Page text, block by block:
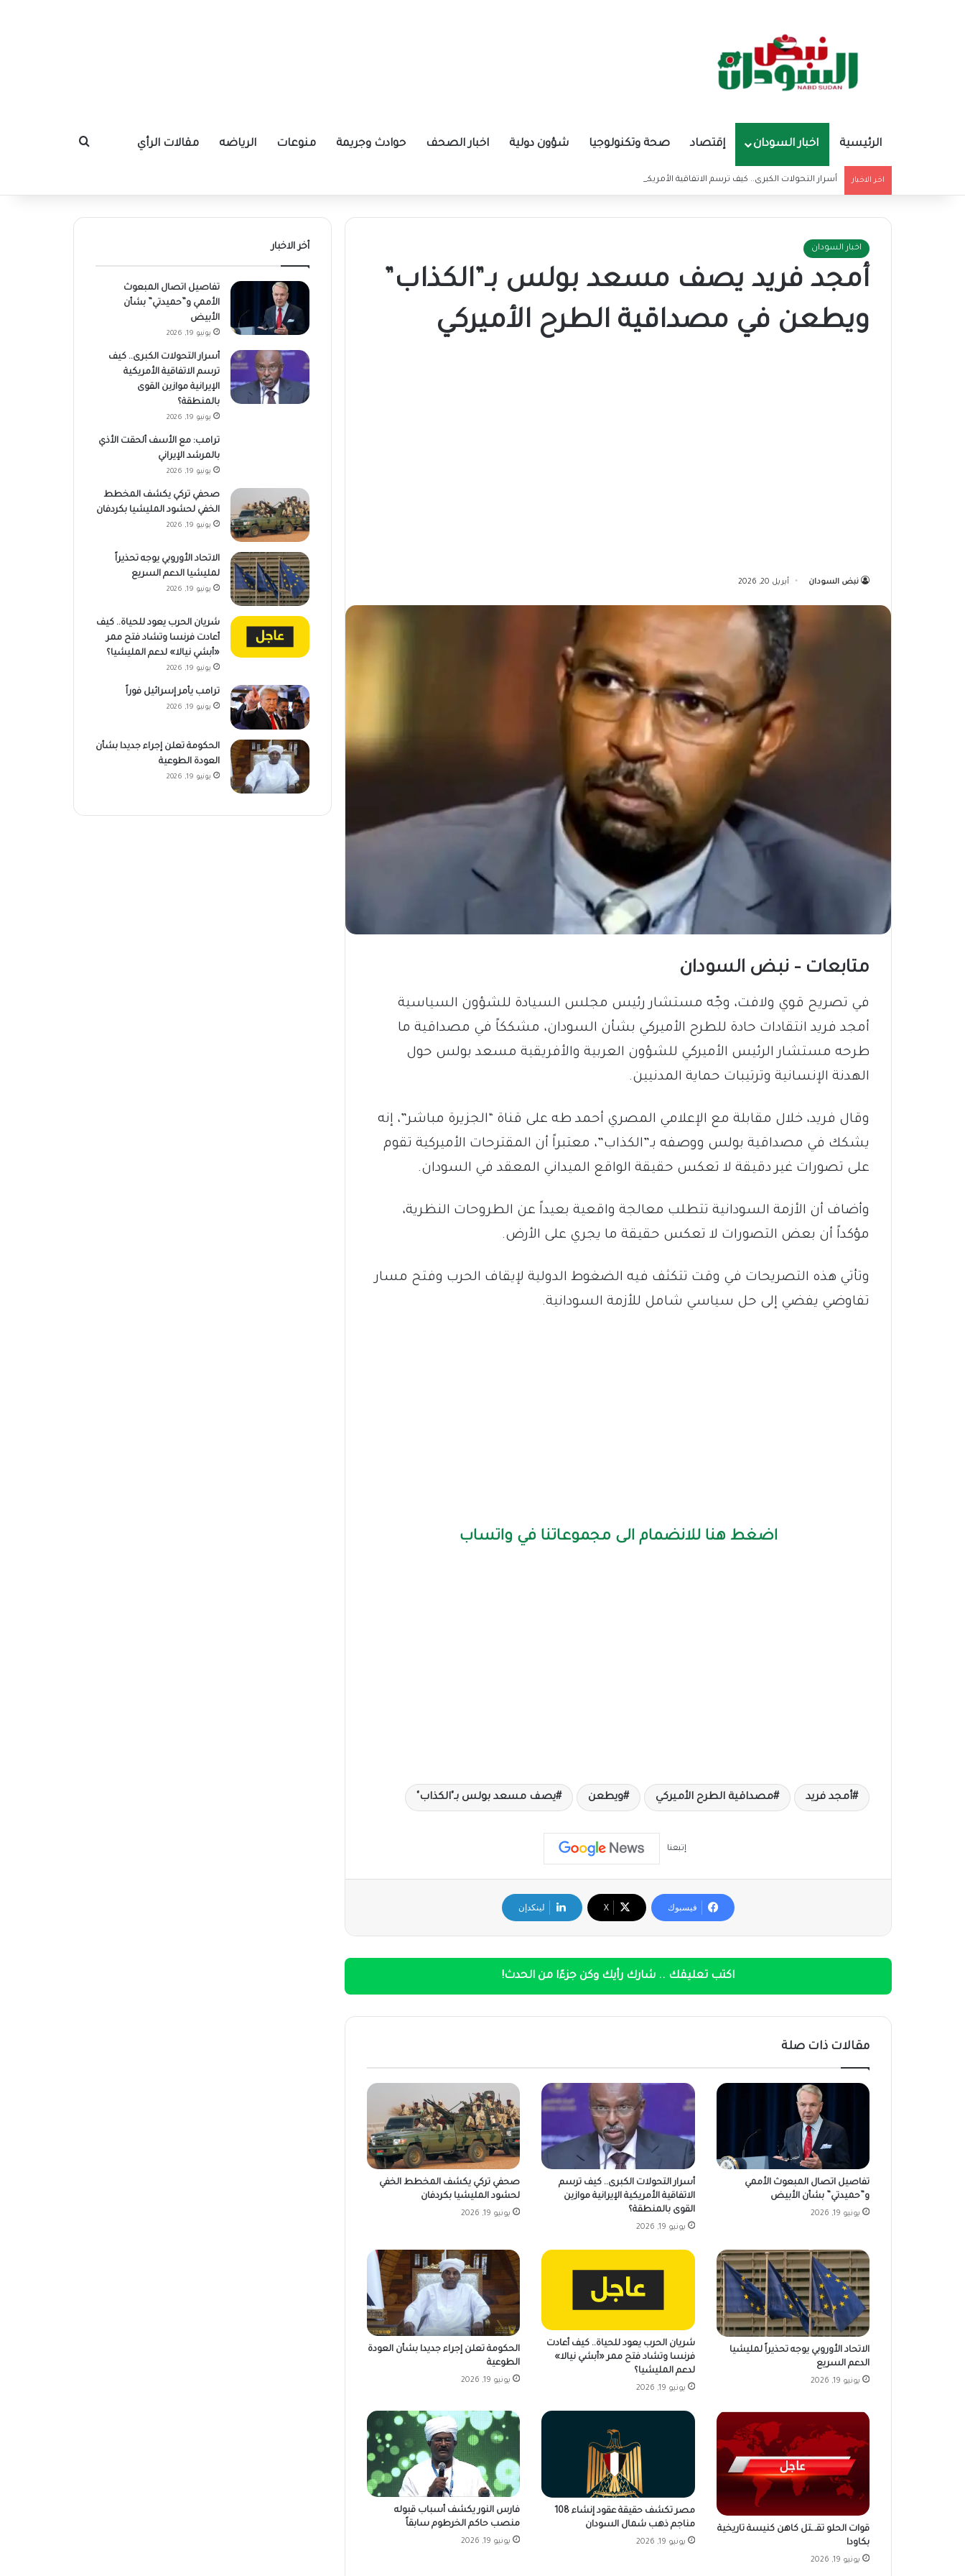
الرئيسية اخبار السودان إقتصاد صحة وتكنولوجيا شؤون دولية اخبار الصحف حوادث وجريمة منوعات الرياضه مقالات الرأي بحث عن
اخر الاخبار أسرار التحولات الكبرى.. كيف ترسم الاتفاقية الأمريكية الإيرانية موازين القوى بالمنطقة؟
اخبار السودان
أمجد فريد يصف مسعد بولس بـ”الكذاب”
ويطعن في مصداقية الطرح الأميركي
نبض السودان أبريل 20, 2026
متابعات – نبض السودان
في تصريح قوي ولافت، وجّه مستشار رئيس مجلس السيادة للشؤون السياسية
أمجد فريد انتقادات حادة للطرح الأميركي بشأن السودان، مشككاً في مصداقية ما
طرحه مستشار الرئيس الأميركي للشؤون العربية والأفريقية مسعد بولس حول
الهدنة الإنسانية وترتيبات حماية المدنيين.
وقال فريد، خلال مقابلة مع الإعلامي المصري أحمد طه على قناة “الجزيرة مباشر”، إنه
يشكك في مصداقية بولس ووصفه بـ”الكذاب”، معتبراً أن المقترحات الأميركية تقوم
على تصورات غير دقيقة لا تعكس حقيقة الواقع الميداني المعقد في السودان.
وأضاف أن الأزمة السودانية تتطلب معالجة واقعية بعيداً عن الطروحات النظرية،
مؤكداً أن بعض التصورات لا تعكس حقيقة ما يجري على الأرض.
وتأتي هذه التصريحات في وقت تتكثف فيه الضغوط الدولية لإيقاف الحرب وفتح مسار
تفاوضي يفضي إلى حل سياسي شامل للأزمة السودانية.
اضغط هنا للانضمام الى مجموعاتنا في واتساب
أمجد فريد مصداقية الطرح الأميركي ويطعن يصف مسعد بولس بـ"الكذاب"
إتبعنا
فيسبوك ‫X لينكدإن
اكتب تعليقك .. شارك رأيك وكن جزءًا من الحدث!
مقالات ذات صلة
تفاصيل اتصال المبعوث الأممي
و”حميدتي” بشأن الأبيض
يونيو 19, 2026
أسرار التحولات الكبرى.. كيف ترسم
الاتفاقية الأمريكية الإيرانية موازين
القوى بالمنطقة؟
يونيو 19, 2026
صحفي تركي يكشف المخطط الخفي
لحشود المليشيا بكردفان
يونيو 19, 2026
الاتحاد الأوروبي يوجه تحذيراً لمليشيا
الدعم السريع
يونيو 19, 2026
شريان الحرب يعود للحياة.. كيف أعادت
فرنسا وتشاد فتح ممر «أبشي نيالا»
لدعم المليشيا؟
يونيو 19, 2026
الحكومة تعلن إجراء جديدا بشأن العودة
الطوعية
يونيو 19, 2026
قوات الحلو تقـ.ـتل كاهن كنيسة تاريخية
بكاودا
يونيو 19, 2026
مصر تكشف حقيقة عقود إنشاء 108
مناجم ذهب شمال السودان
يونيو 19, 2026
فارس النور يكشف أسباب قبوله
منصب حاكم الخرطوم سابقاً
يونيو 19, 2026
أخر الاخبار
تفاصيل اتصال المبعوث
الأممي و”حميدتي” بشأن
الأبيض
يونيو 19, 2026
أسرار التحولات الكبرى.. كيف
ترسم الاتفاقية الأمريكية
الإيرانية موازين القوى
بالمنطقة؟
يونيو 19, 2026
ترامب: مع الأسف ألحقت الأذي
بالمرشد الإيراني
يونيو 19, 2026
صحفي تركي يكشف المخطط
الخفي لحشود المليشيا بكردفان
يونيو 19, 2026
الاتحاد الأوروبي يوجه تحذيراً
لمليشيا الدعم السريع
يونيو 19, 2026
شريان الحرب يعود للحياة.. كيف
أعادت فرنسا وتشاد فتح ممر
«أبشي نيالا» لدعم المليشيا؟
يونيو 19, 2026
ترامب يأمر إسرائيل فوراً
يونيو 19, 2026
الحكومة تعلن إجراء جديدا بشأن
العودة الطوعية
يونيو 19, 2026